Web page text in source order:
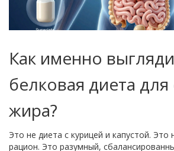
Как именно
белковая диета
жира?
Это не диета с курицей и капустой.
рацион. Это разумный,